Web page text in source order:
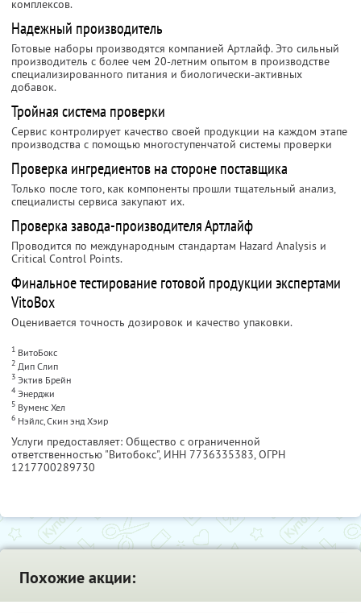
комплексов.
Надежный производитель
Готовые наборы производятся компанией Артлайф. Это сильный
производитель с более чем 20-летним опытом в производстве
специализированного питания и биологически-активных
добавок.
Тройная система проверки
Сервис контролирует качество своей продукции на каждом этапе
производства с помощью многоступенчатой системы проверки
Проверка ингредиентов на стороне поставщика
Только после того, как компоненты прошли тщательный анализ,
специалисты сервиса закупают их.
Проверка завода-производителя Артлайф
Проводится по международным стандартам Hazard Analysis и
Critical Control Points.
Финальное тестирование готовой продукции экспертами
VitoBox
Оценивается точность дозировок и качество упаковки.
1 ВитоБокс
2 Дип Слип
3 Эктив Брейн
4Энерджи
5 Вуменс Хел
6 Нэйлс, Скин энд Хэир
Услуги предоставляет: Общество с ограниченной
ответственностью "Витобокс", ИНН 7736335383, ОГРН
1217700289730
Похожие акции: